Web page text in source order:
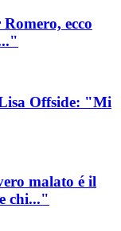
ecco
Offside: "Mi
malato é il
chi..."